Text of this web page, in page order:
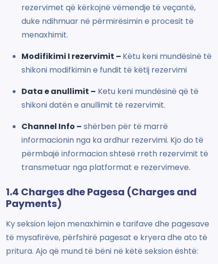
rezervimet që kërkojnë vëmendje të veçantë,
duke ndihmuar në përmirësimin e procesit të
menaxhimit.
Modifikimi I rezervimit – Këtu keni mundësinë të
shikoni modifkimin e fundit të këtij rezervimi
Data e anullimit – Ketu keni mundësinë që të
shikoni datën e anullimit të rezervimit.
Channel Info – shërben për të marrë
informacionin nga ka ardhur rezervimi. Kjo do të
përmbajë informacion shtesë rreth rezervimit të
transmetuar nga platformat e rezervimeve.
1.4 Charges dhe Pagesa (Charges and
Payments)
Ky seksion lejon menaxhimin e tarifave dhe pagesave
të mysafirëve, përfshirë pagesat e kryera dhe ato të
pritura. Ajo që mund të bëni në këtë seksion është: